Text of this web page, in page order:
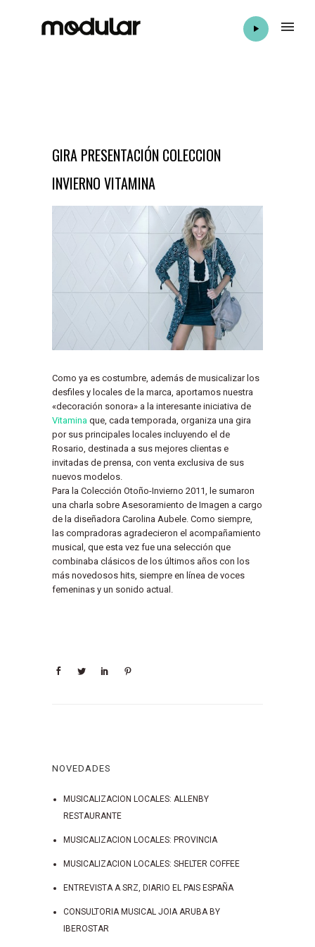
GIRA PRESENTACIÓN COLECCION
INVIERNO VITAMINA
Como ya es costumbre, además de musicalizar los
desfiles y locales de la marca, aportamos nuestra
«decoración sonora» a la interesante iniciativa de
Vitamina que, cada temporada, organiza una gira
por sus principales locales incluyendo el de
Rosario, destinada a sus mejores clientas e
invitadas de prensa, con venta exclusiva de sus
nuevos modelos.
Para la Colección Otoño-Invierno 2011, le sumaron
una charla sobre Asesoramiento de Imagen a cargo
de la diseñadora Carolina Aubele. Como siempre,
las compradoras agradecieron el acompañamiento
musical, que esta vez fue una selección que
combinaba clásicos de los últimos años con los
más novedosos hits, siempre en línea de voces
femeninas y un sonido actual.
NOVEDADES
MUSICALIZACION LOCALES: ALLENBY
RESTAURANTE
MUSICALIZACION LOCALES: PROVINCIA
MUSICALIZACION LOCALES: SHELTER COFFEE
ENTREVISTA A SRZ, DIARIO EL PAIS ESPAÑA
CONSULTORIA MUSICAL JOIA ARUBA BY
IBEROSTAR